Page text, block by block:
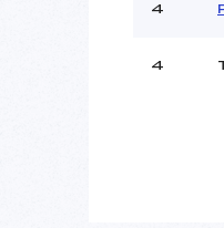
4
4